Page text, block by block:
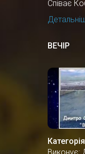
Співає
ВЕЧІР